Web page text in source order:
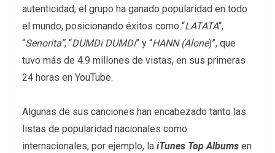
autenticidad, el grupo ha ganado popularidad en todo
el mundo, posicionando éxitos como “LATATA“,
“Senorita”, “DUMDi DUMDi” y “HANN (Alone)”, que
tuvo más de 4.9 millones de vistas, en sus primeras
24 horas en YouTube.
Algunas de sus canciones han encabezado tanto las
listas de popularidad nacionales como
internacionales, por ejemplo, la iTunes Top Albums en